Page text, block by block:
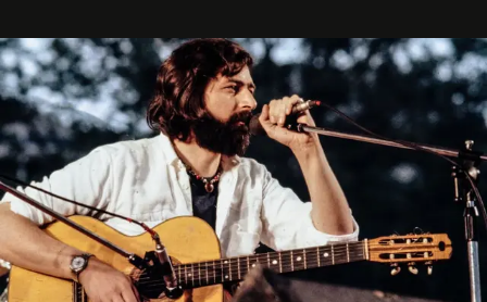
uno dei documenti più contemporanei che abbiamo.